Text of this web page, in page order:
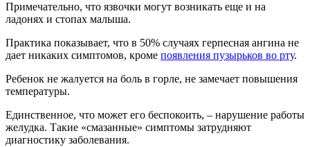
Примечательно, что язвочки могут возникать еще и на
ладонях и стопах малыша.
Практика показывает, что в 50% случаях герпесная ангина не
дает никаких симптомов, кроме появления пузырьков во рту.
Ребенок не жалуется на боль в горле, не замечает повышения
температуры.
Единственное, что может его беспокоить, – нарушение работы
желудка. Такие «смазанные» симптомы затрудняют
диагностику заболевания.